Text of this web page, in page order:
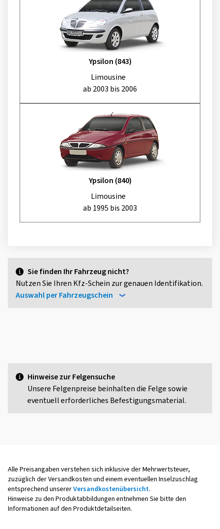
Sie finden Ihr Fahrzeug nicht?
Nutzen Sie Ihren Kfz-Schein zur genauen Identifikation.
Auswahl per Fahrzeugschein
Ypsilon (843)
Limousine
ab 2003 bis 2006
Ypsilon (840)
Limousine
ab 1995 bis 2003
Hinweise zur Felgensuche
Unsere Felgenpreise beinhalten die Felge sowie
eventuell erforderliches Befestigungsmaterial.
Alle Preisangaben verstehen sich inklusive der Mehrwertsteuer,
zuzüglich der Versandkosten und einem eventuellen Inselzuschlag
entsprechend unsererVersandkostenübersicht.
Hinweise zu den Produktabbildungen entnehmen Sie bitte den
Informationen auf den Produktdetailseiten.